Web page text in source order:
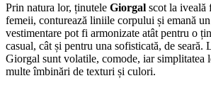
Prin natura lor, ținutele Giorgal scot la iveală
femeii, conturează liniile corpului și emană
vestimentare pot fi armonizate atât pentru o
casual, cât și pentru una sofisticată, de seară.
Giorgal sunt volatile, comode, iar simplitatea
multe îmbinări de texturi și culori.